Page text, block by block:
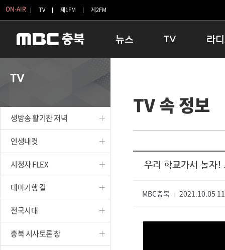
ON-AIR TV 제1FM 제2FM
뉴스
보은
옥천
TV
인생내컷
테마기행 길
시청자 FLEX
특집프로그램
종영프로그램
라
16:00 완
우리 고
TV
생방송 활기찬 저녁
인생내컷
시청자 FLEX
테마기행 길
전국시대
충북 시사토론 창
TV 속 정보
우리 학교가서 놀자!
MBC충북 2021.10.05